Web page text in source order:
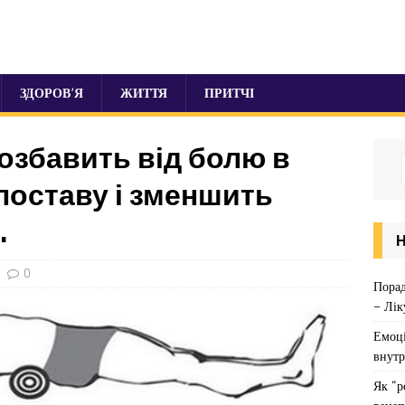
ЗДОРОВ’Я ЖИТТЯ ПРИТЧІ
від болю в
і зменшить
0
–
Як